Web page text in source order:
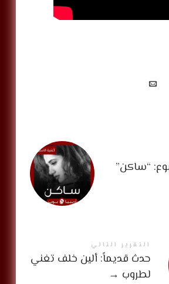
“ساكن”
التقرير التالي
حدث قديماً: ألين خلف تغني
لطروب →